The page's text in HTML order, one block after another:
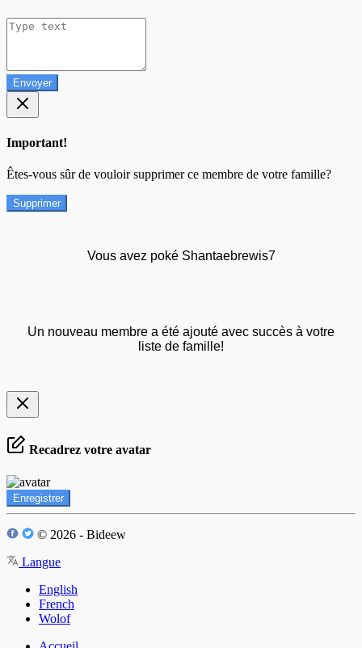
Envoyer
Important!
Êtes-vous sûr de vouloir supprimer ce membre de votre famille?
Supprimer
Vous avez poké Shantaebrewis7
Un nouveau membre a été ajouté avec succès à votre
liste de famille!
Recadrez votre avatar
Enregistrer
© 2026 - Bideew
Langue
English
French
Wolof